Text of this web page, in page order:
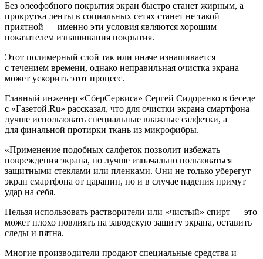
Без олеофобного покрытия экран быстро станет жирным, а
прокрутка ленты в социальных сетях станет не такой
приятной — именно эти условия являются хорошим
показателем изнашивания покрытия.
Этот полимерный слой так или иначе изнашивается
с течением времени, однако неправильная очистка экрана
может ускорить этот процесс.
Главный инженер «СберСервиса» Сергей Сидоренко в беседе
с «Газетой.Ru» рассказал, что для очистки экрана смартфона
лучше использовать специальные влажные салфетки, а
для финальной протирки ткань из микрофибры.
«Применение подобных салфеток позволит избежать
повреждения экрана, но лучше изначально пользоваться
защитными стеклами или пленками. Они не только уберегут
экран смартфона от царапин, но и в случае падения примут
удар на себя.
Нельзя использовать растворители или «чистый» спирт — это
может плохо повлиять на заводскую защиту экрана, оставить
следы и пятна.
Многие производители продают специальные средства и